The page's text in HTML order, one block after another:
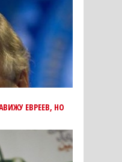
ЕВРЕЕВ, НО